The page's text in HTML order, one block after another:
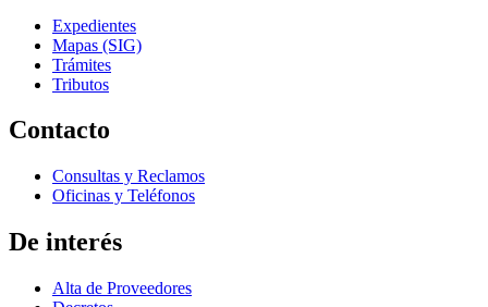
Expedientes
Mapas (SIG)
Trámites
Tributos
Contacto
Consultas y Reclamos
Oficinas y Teléfonos
De interés
Alta de Proveedores